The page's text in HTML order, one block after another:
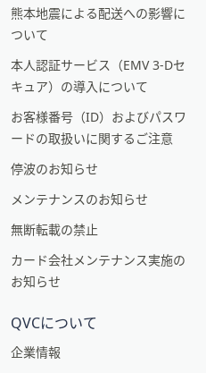
熊本地震による配送への影響に
ついて
本人認証サービス（EMV 3-Dセ
キュア）の導入について
お客様番号（ID）およびパスワ
ードの取扱いに関するご注意
停波のお知らせ
メンテナンスのお知らせ
無断転載の禁止
カード会社メンテナンス実施の
お知らせ
QVCについて
企業情報